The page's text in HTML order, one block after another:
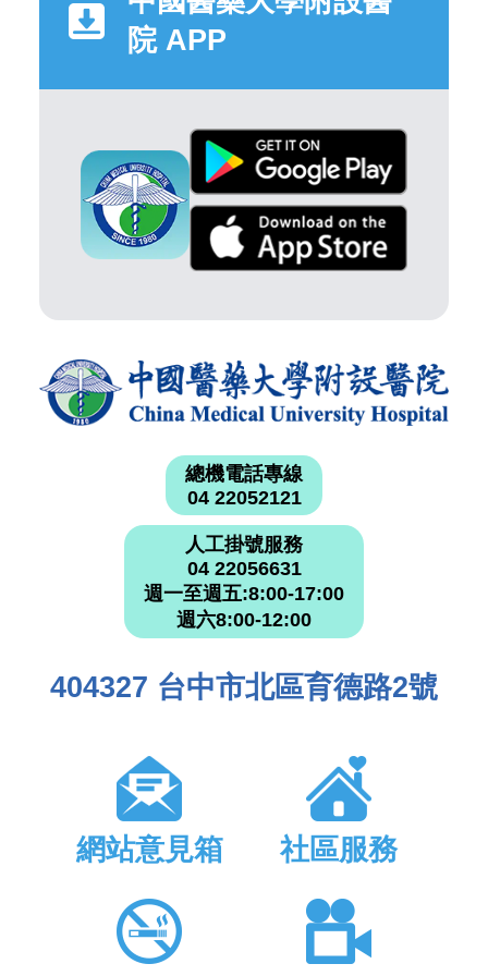
院 APP
總機電話專線
04 22052121
人工掛號服務
04 22056631
週一至週五:8:00-17:00
週六8:00-12:00
404327 台中市北區育德路2號
網站意見箱 社區服務